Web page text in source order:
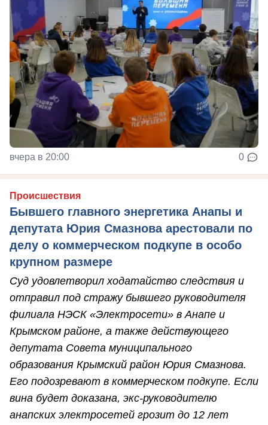
вчера в 20:00 0
Происшествия
Бывшего главного энергетика Анапы и
депутата Юрия Смазнова арестовали по
делу о коммерческом подкупе в особо
крупном размере
Суд удовлетворил ходатайство следствия и
отправил под стражу бывшего руководителя
филиала НЭСК «Электросети» в Анапе и
Крымском районе, а также действующего
депутата Совета муниципального
образования Крымский район Юрия Смазнова.
Его подозревают в коммерческом подкупе. Если
вина будет доказана, экс-руководителю
анапских электросетей грозит до 12 лет